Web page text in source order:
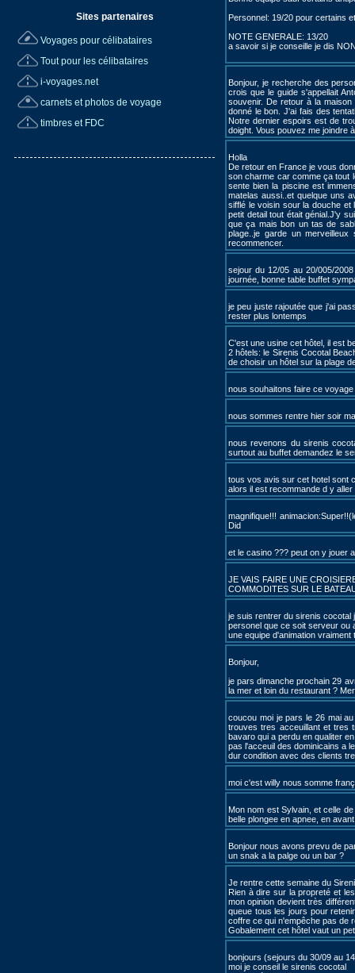
Sites partenaires
Voyages pour célibataires
Tout pour les célibataires
i-voyages.net
carnets et photos de voyage
timbres et FDC
Personnel: 19/20 pour certains
NOTE GENERALE: 13/20
a savoir si je conseille je dis
Bonjour, je recherche des
crois que le guide s'appellait
souvenir. De retour à la
donné le bon. J'ai fais des
Notre dernier espoirs est de
doight. Vous pouvez me joindre
Holla
De retour en France je vous
son charme car comme ça tout
sente bien la piscine est
matelas aussi..et quelque uns
sifflé le voisin sour la douche et
petit detail tout était génial.J'y
que ça mais bon un tas de
plage..je garde un
recommencer.
sejour du 12/05 au 20/005/
journée, bonne table buffet
je peu juste rajoutée que j'ai
rester plus lontemps
C'est une usine cet hôtel, il est
2 hôtels: le Sirenis Cocotal
de choisir un hôtel sur la plage
nous souhaitons faire ce
nous sommes rentre hier soir
nous revenons du sirenis
surtout au buffet demandez le
tous vos avis sur cet hotel sont
alors il est recommande d y aller
magnifique!!!
Did
et le casino ??? peut on y jouer
JE VAIS FAIRE UNE
COMMODITES SUR LE
je suis rentrer du sirenis cocotal
personel que ce soit serveur ou
une equipe d'animation
Bonjour,
je pars dimanche prochain 29
la mer et loin du restaurant ?
coucou moi je pars le 26 mai
trouves tres acceuillant et tres
bavaro qui a perdu en qualiter
pas l'acceuil des dominicains a
dur condition avec des clients
moi c'est willy nous somme
Mon nom est Sylvain, et celle
belle plongee en apnee, en
Bonjour nous avons prevu de
un snak a la palge ou un bar ?
Je rentre cette semaine du
Rien à dire sur la propreté et
mon opinion devient très
queue tous les jours pour
coffre ce qui n'empêche pas de
Gobalement cet hôtel vaut un
bonjours (sejours du 30/09 au
moi je conseil le sirenis cocotal